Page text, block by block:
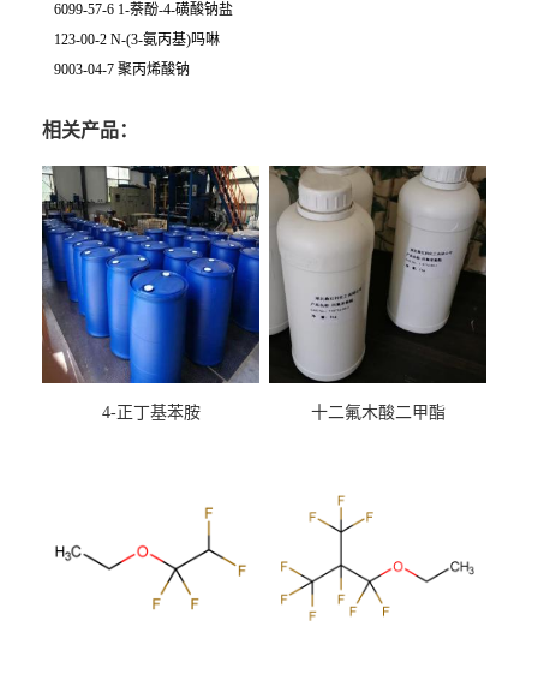
6099-57-6 1-萘酚-4-磺酸钠盐
123-00-2 N-(3-氨丙基)吗啉
9003-04-7 聚丙烯酸钠
相关产品：
4-正丁基苯胺 十二氟木酸二甲酯